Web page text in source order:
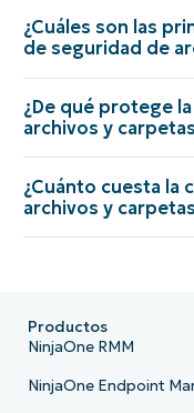
¿Cuáles son las
de seguridad de
¿De qué protege
archivos y
¿Cuánto cuesta la
archivos y
Productos
NinjaOne RMM
NinjaOne Endpoint